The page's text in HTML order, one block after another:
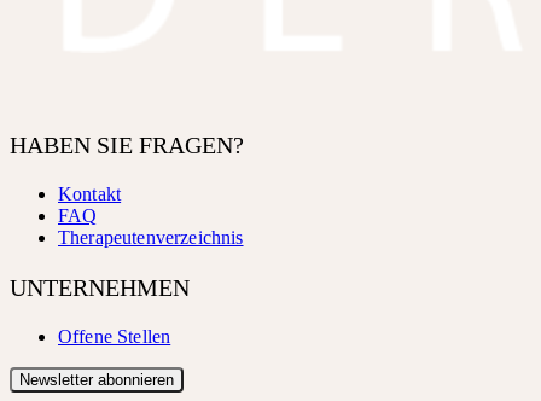
HABEN SIE FRAGEN?
Kontakt
FAQ
Therapeutenverzeichnis
UNTERNEHMEN
Offene Stellen
Newsletter abonnieren